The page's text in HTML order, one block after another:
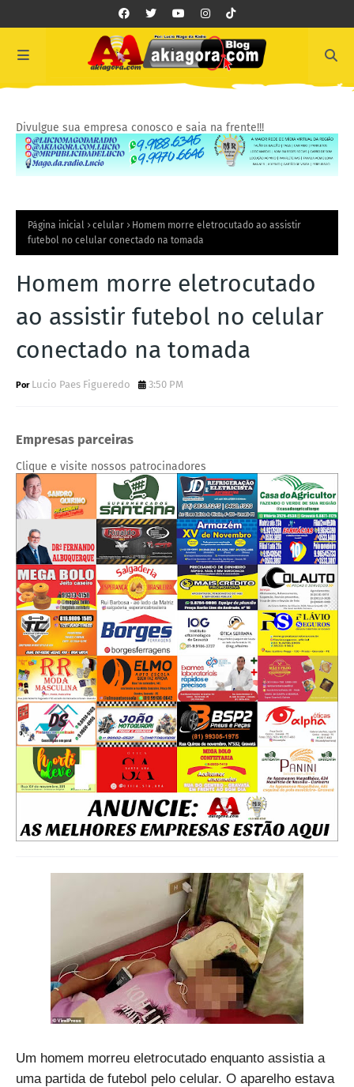
Divulgue sua empresa conosco e saia na frente!!!
Página inicial celular
Homem morre eletrocutado ao assistir
futebol no celular conectado na tomada
Homem morre eletrocutado
ao assistir futebol no celular
conectado na tomada
Lucio Paes Figueredo 3:50 PM
Empresas parceiras
Clique e visite nossos patrocinadores
Um homem morreu eletrocutado enquanto assistia a
uma partida de futebol pelo celular. O aparelho estava